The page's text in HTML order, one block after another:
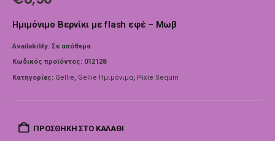
Ημιμόνιμο Βερνίκι με flash εφέ – Μωβ
Availability: Σε απόθεμα
Κωδικός προϊόντος: 012128
Κατηγορίες: Gellie, Gellie Ημιμόνιμα, Pixie Sequin
ΠΡΟΣΘΉΚΗ ΣΤΟ ΚΑΛΆΘΙ